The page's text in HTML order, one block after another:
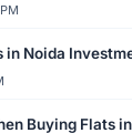
in Noida
Buying Flats